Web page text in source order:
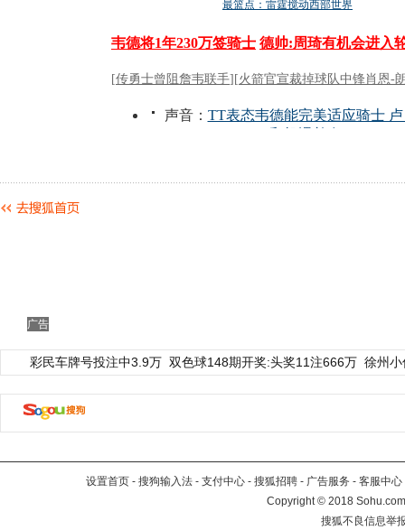
广告
彩民车牌号投注中3.9万 双色球148期开奖:头奖11注666万 徐州
设置首页 - 搜狗输入法 - 支付中心 - 搜狐招聘 - 广告服务 - 客服中心
Copyright©2018
搜狐不良信息举